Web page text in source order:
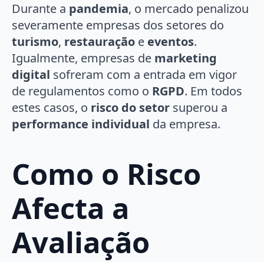
Durante a pandemia, o mercado penalizou
severamente empresas dos setores do
turismo, restauração e eventos.
Igualmente, empresas de marketing
digital sofreram com a entrada em vigor
de regulamentos como o RGPD. Em todos
estes casos, o risco do setor superou a
performance individual da empresa.
Como o Risco
Afecta a
Avaliação